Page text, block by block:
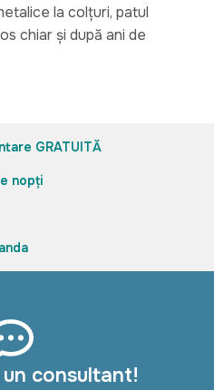
la colțuri, patul
chiar și după ani de
GRATUITĂ
nopți
consultant!